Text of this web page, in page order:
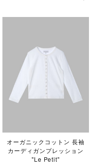
オーガニックコットン 長袖
カーディガンプレッション
"Le Petit"